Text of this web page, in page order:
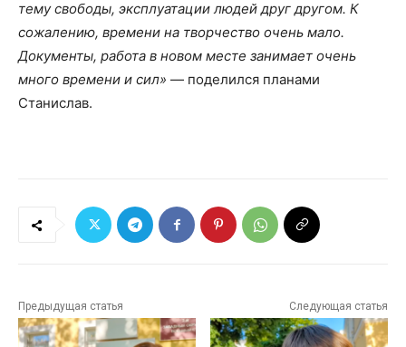
тему свободы, эксплуатации людей друг другом. К
сожалению, времени на творчество очень мало.
Документы, работа в новом месте занимает очень
много времени и сил» — поделился планами
Станислав.
Предыдущая статья Следующая статья